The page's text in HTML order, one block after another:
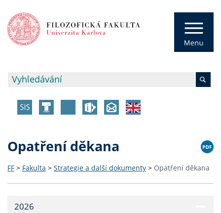
Opatření děkana
FF > Fakulta > Strategie a další dokumenty > Opatření děkana
2026